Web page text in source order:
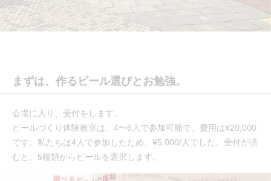
まずは、作るビール選びとお勉強。
会場に入り、受付をします。
ビールづくり体験教室は、4〜6人で参加可能で、費用は¥20,000
です。私たちは4人で参加したため、¥5,000/人でした。受付が済
むと、5種類からビールを選択します。